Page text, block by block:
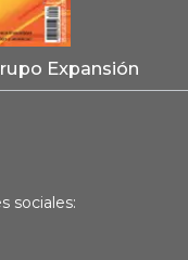
Expansión
sociales: